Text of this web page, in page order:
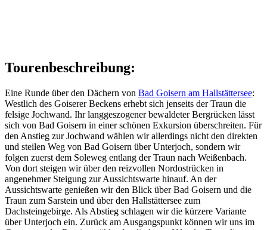
Tourenbeschreibung:
Eine Runde über den Dächern von Bad Goisern am Hallstättersee:
Westlich des Goiserer Beckens erhebt sich jenseits der Traun die
felsige Jochwand. Ihr langgeszogener bewaldeter Bergrücken lässt
sich von Bad Goisern in einer schönen Exkursion überschreiten. Für
den Anstieg zur Jochwand wählen wir allerdings nicht den direkten
und steilen Weg von Bad Goisern über Unterjoch, sondern wir
folgen zuerst dem Soleweg entlang der Traun nach Weißenbach.
Von dort steigen wir über den reizvollen Nordostrücken in
angenehmer Steigung zur Aussichtswarte hinauf. An der
Aussichtswarte genießen wir den Blick über Bad Goisern und die
Traun zum Sarstein und über den Hallstättersee zum
Dachsteingebirge. Als Abstieg schlagen wir die kürzere Variante
über Unterjoch ein. Zurück am Ausgangspunkt können wir uns im